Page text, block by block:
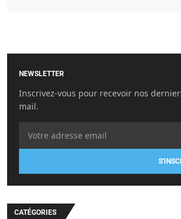
NEWSLETTER
Inscrivez-vous pour recevoir nos
mail.
CATÉGORIES